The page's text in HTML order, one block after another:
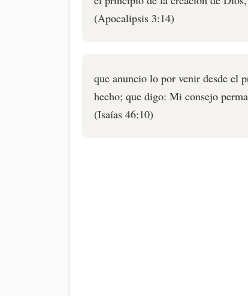
(Apocalipsis 3:14)
que anuncio lo por venir desde el
hecho; que digo: Mi consejo
(Isaías 46:10)